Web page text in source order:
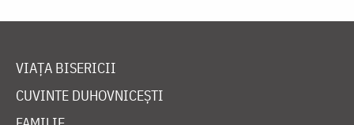
VIAȚA BISERICII
CUVINTE DUHOVNICEȘTI